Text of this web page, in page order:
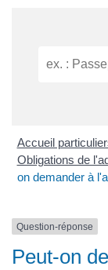
Accueil
Obligations de
on demander à
Question-réponse
Peut-on